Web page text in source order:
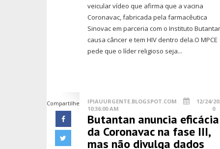
veicular vídeo que afirma que a vacina
Coronavac, fabricada pela farmacêutica
Sinovac em parceria com o Instituto
causa câncer e tem HIV dentro dela.O MPCE
pede que o líder religioso seja...
Compartilhe IPIAUURGENTE.BLOGSPOT.COM
12/24/
10:36:00 AM
0
Butantan anuncia eficácia
da Coronavac na fase III,
mas não divulga dados